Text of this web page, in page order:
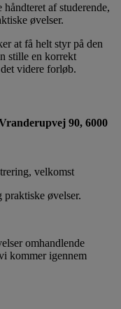
af studerende,
øvelser.
at få helt styr på den
stille en korrekt
videre forløb.
90, 6000
velkomst
øvelser.
omhandlende
kommer igennem